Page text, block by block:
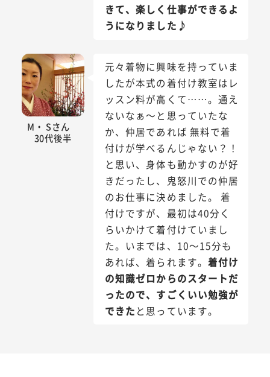
きて、楽しく仕事ができるよ
うになりました♪
M・ Sさん
30代後半
元々着物に興味を持っていま
したが本式の着付け教室はレ
ッスン料が高くて……。通え
ないなぁ～と思っていたな
か、仲居であれば 無料で着
付けが学べるんじゃない？！
と思い、身体も動かすのが好
きだったし、鬼怒川での仲居
のお仕事に決めました。 着
付けですが、最初は40分く
らいかけて着付けていまし
た。いまでは、10～15分も
あれば、着られます。 着付け
の知識ゼロからのスタートだ
ったので、すごくいい勉強が
できた と思っています。